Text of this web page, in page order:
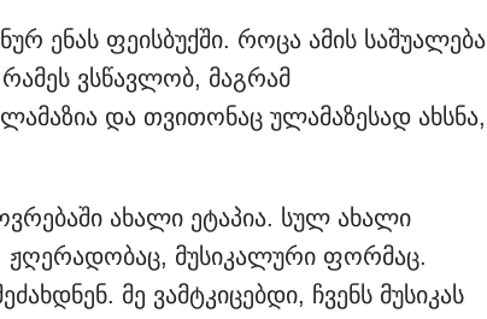
ენას ფეისბუქში. როცა ამის საშუალება
ვსწავლობ, მაგრამ
და თვითონაც ულამაზესად ახსნა,
ახალი ეტაპია. სულ ახალი
ჟღერადობაც, მუსიკალური ფორმაც.
მე ვამტკიცებდი, ჩვენს მუსიკას